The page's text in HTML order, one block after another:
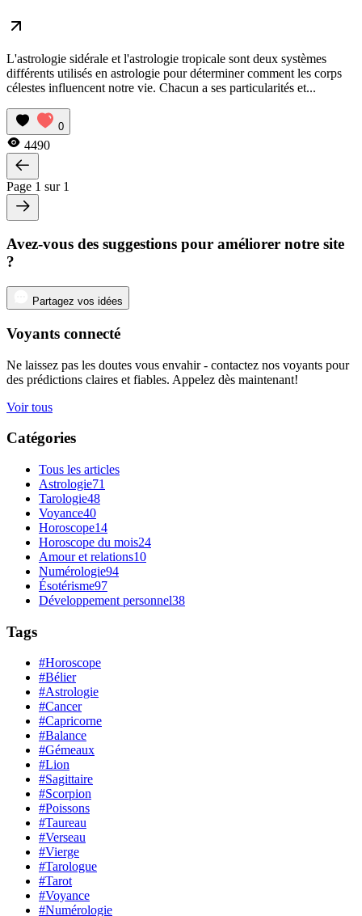
L'astrologie sidérale et l'astrologie tropicale sont deux systèmes
différents utilisés en astrologie pour déterminer comment les corps
célestes influencent notre vie. Chacun a ses particularités et...
0
4490
Page 1 sur 1
Avez-vous des suggestions pour améliorer notre site
?
Partagez vos idées
Voyants connecté
Ne laissez pas les doutes vous envahir - contactez nos voyants pour
des prédictions claires et fiables. Appelez dès maintenant!
Voir tous
Catégories
Tous les articles
Astrologie71
Tarologie48
Voyance40
Horoscope14
Horoscope du mois24
Amour et relations10
Numérologie94
Ésotérisme97
Développement personnel38
Tags
#Horoscope
#Bélier
#Astrologie
#Cancer
#Capricorne
#Balance
#Gémeaux
#Lion
#Sagittaire
#Scorpion
#Poissons
#Taureau
#Verseau
#Vierge
#Tarologue
#Tarot
#Voyance
#Numérologie